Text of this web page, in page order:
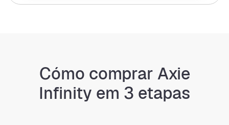
Cómo comprar Axie
Infinity em 3 etapas